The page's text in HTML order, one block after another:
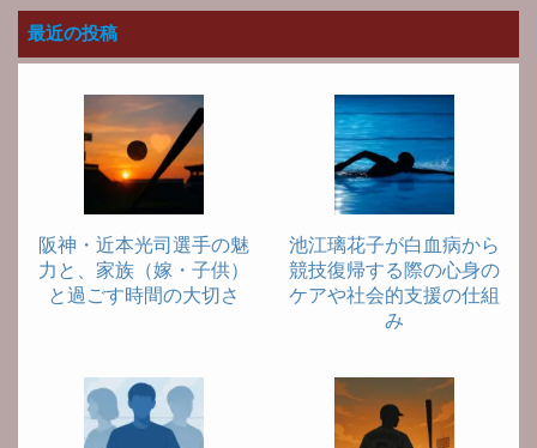
最近の投稿
阪神・近本光司選手の魅
力と、家族（嫁・子供）
と過ごす時間の大切さ
池江璃花子が白血病から
競技復帰する際の心身の
ケアや社会的支援の仕組
み